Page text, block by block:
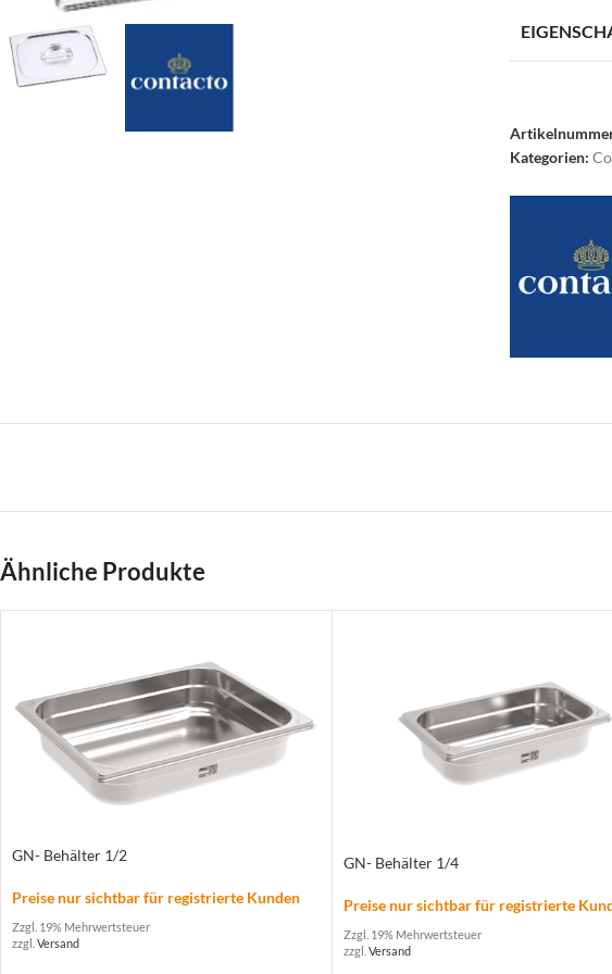
Kategorien:
Ähnliche Produkte
GN- Behälter 1/2
Preise nur sichtbar für registrierte Kunden
Zzgl. 19% Mehrwertsteuer
zzgl. Versand
GN- Behälter 1/4
Preise nur sichtbar für registrierte
Zzgl. 19% Mehrwertsteuer
zzgl. Versand